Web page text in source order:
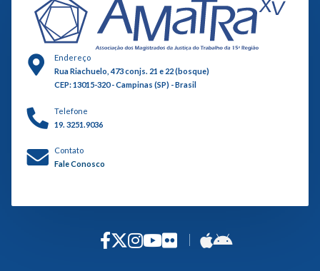
Endereço
Rua Riachuelo, 473 conjs. 21 e 22 (bosque)
CEP: 13015-320 - Campinas (SP) - Brasil
Telefone
19. 3251.9036
Contato
Fale Conosco